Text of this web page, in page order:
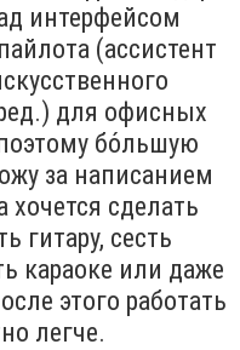
интерфейсом
(ассистент
для офисных
бо́льшую
за написанием
хочется сделать
гитару, сесть
караоке или даже
этого работать
легче.